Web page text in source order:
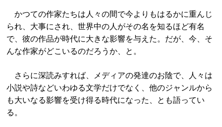
かつての作家たちは人々の間で今よりもはるかに重んじ
られ、大事にされ、世界中の人がその名を知るほど有名
で、彼の作品が時代に大きな影響を与えた。だが、今、そ
んな作家がどこいるのだろうか、と。
さらに深読みすれば、メディアの発達のお陰で、人々は
小説や詩などいわゆる文学だけでなく、他のジャンルから
も大いなる影響を受け得る時代になった、とも語ってい
る。